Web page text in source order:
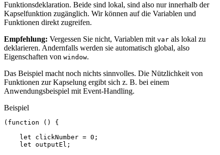
Funktionsdeklaration. Beide sind lokal, sind also nur innerhalb der
Kapselfunktion zugänglich. Wir können auf die Variablen und
Funktionen direkt zugreifen.
Empfehlung: Vergessen Sie nicht, Variablen mit var als lokal zu
deklarieren. Andernfalls werden sie automatisch global, also
Eigenschaften von window.
Das Beispiel macht noch nichts sinnvolles. Die Nützlichkeit von
Funktionen zur Kapselung ergibt sich z. B. bei einem
Anwendungsbeispiel mit Event-Handling.
Beispiel
( function ()
{
let
clickNumber = 0 ;
let outputEl ;